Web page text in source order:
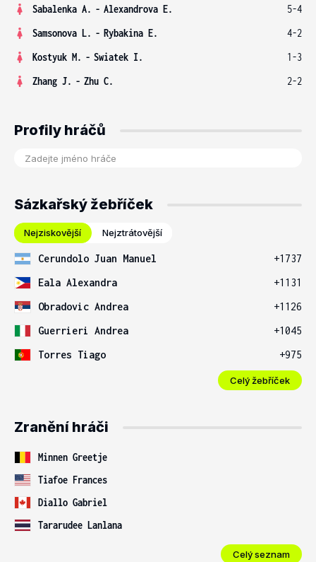
Sabalenka A. - Alexandrova E.
5-4
Samsonova L. - Rybakina E.
4-2
Kostyuk M. - Swiatek I.
1-3
Zhang J. - Zhu C. 2-2
Profily hráčů
Sázkařský žebříček
Nejziskovější Nejztrátovější
Cerundolo Juan Manuel
+1737
Eala Alexandra
+1131
Obradovic Andrea
+1126
Guerrieri Andrea
+1045
Torres Tiago
+975
Celý žebříček
Zranění hráči
Minnen Greetje
Tiafoe Frances
Diallo Gabriel
Tararudee Lanlana
Celý seznam